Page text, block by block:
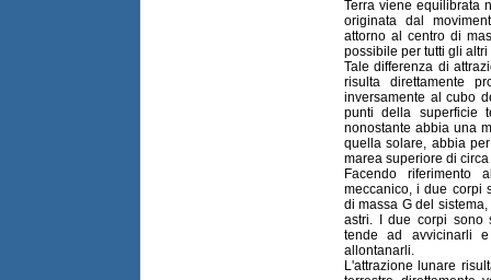
Terra viene equilibrata
originata dal
attorno al centro di
possibile per tutti gli altri
Tale differenza di
risulta direttamente
inversamente al cubo
punti della superficie
nonostante abbia una
quella solare, abbia
marea superiore di
Facendo riferimento
meccanico, i due corpi
di massa G del
astri. I due corpi sono
tende ad avvicinarli
allontanarli.
L'attrazione lunare